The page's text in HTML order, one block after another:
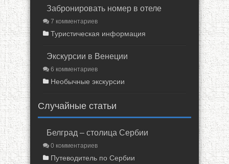
Забронировать номер в отеле
7 комментариев
Туристическая информация
Экскурсии в Венеции
6 комментариев
Необычные экскурсии
Случайные статьи
Белград – столица Сербии
0 комментариев
Путеводитель по Сербии